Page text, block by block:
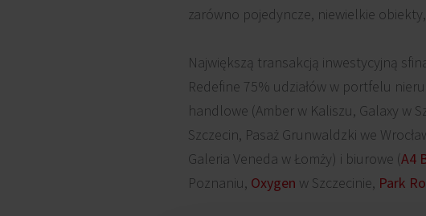
zarówno pojedyncze, niewielkie
Największą transakcją inwestycyjną
Redefine 75% udziałów w portfelu
handlowe (Amber w Kaliszu, Galaxy w
Szczecin, Pasaż Grunwaldzki we
Galeria Veneda w Łomży) i biurowe (A4
Poznaniu, Oxygen w Szczecinie, Park